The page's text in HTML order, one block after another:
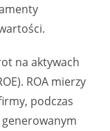
na aktywach
ROA mierzy
podczas